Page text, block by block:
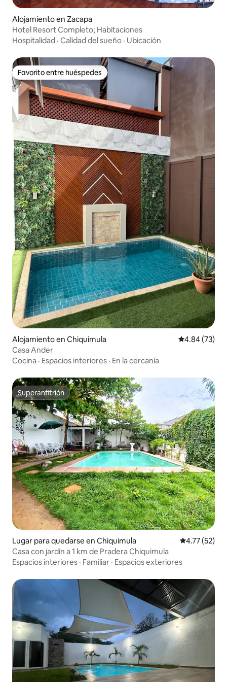
Alojamiento en Zacapa
Hotel Resort Completo; Habitaciones
Hospitalidad · Calidad del sueño · Ubicación
Favorito entre huéspedes
Favorito entre huéspedes
Alojamiento en Chiquimula Calificación
4.84 (73)
Casa Ander
Cocina · Espacios interiores · En la cercanía
Superanfitrión
Superanfitrión
Lugar para quedarse en Chiquimula Calificación
4.77 (52)
Casa con jardín a 1 km de Pradera Chiquimula
Espacios interiores · Familiar · Espacios exteriores